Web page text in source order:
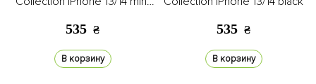
535 ₴
В корзину
535 ₴
В корзину